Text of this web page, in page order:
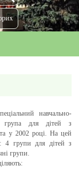
навчально-
група для дітей з
у 2002 році. На цей
4 групи для дітей з
групи.